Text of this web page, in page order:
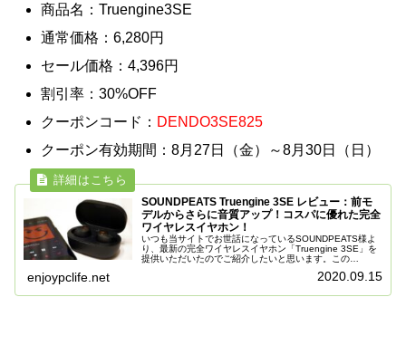
商品名：Truengine3SE
通常価格：6,280円
セール価格：4,396円
割引率：30%OFF
クーポンコード： DENDO3SE825
クーポン有効期間：8月27日（金）～8月30日（日）
SOUNDPEATS Truengine 3SE レビュー：前モ
デルからさらに音質アップ！コスパに優れた完全
ワイヤレスイヤホン！
いつも当サイトでお世話になっているSOUNDPEATS様よ
り、最新の完全ワイヤレスイヤホン「Truengine 3SE」を
提供いただいたのでご紹介したいと思います。この
enjoypclife.net 2020.09.15